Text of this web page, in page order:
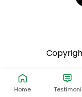
Home Testimoni